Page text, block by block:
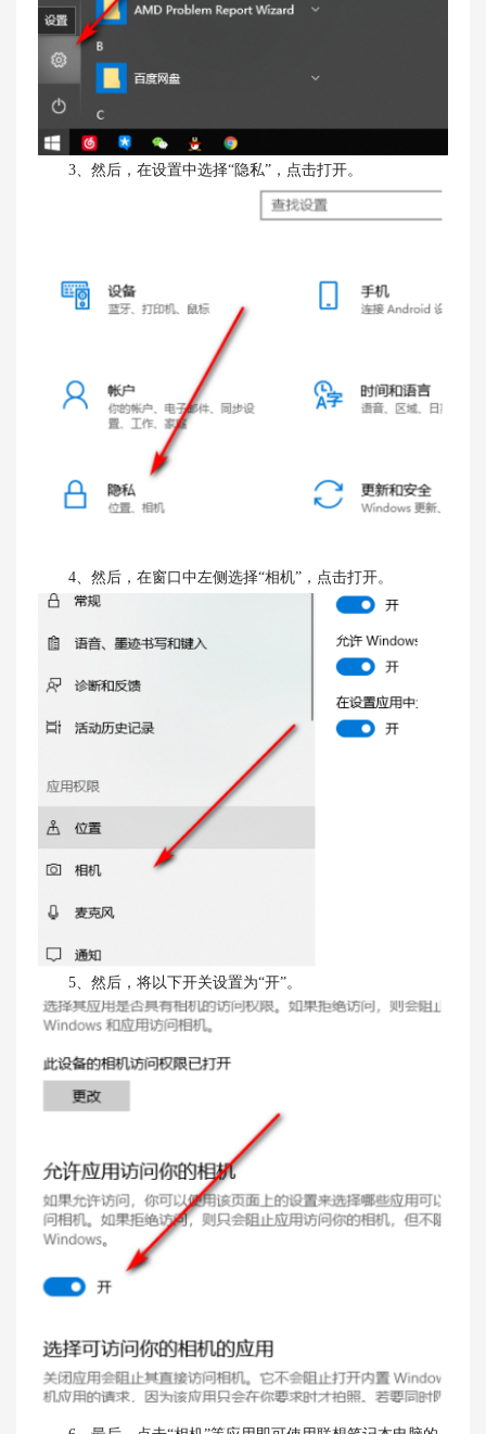
3、然后，在设置中选择“隐私”，点击打开。
4、然后，在窗口中左侧选择“相机”，点击打开。
5、然后，将以下开关设置为“开”。